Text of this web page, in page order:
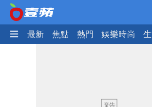
最新 焦點 熱門 娛樂時尚